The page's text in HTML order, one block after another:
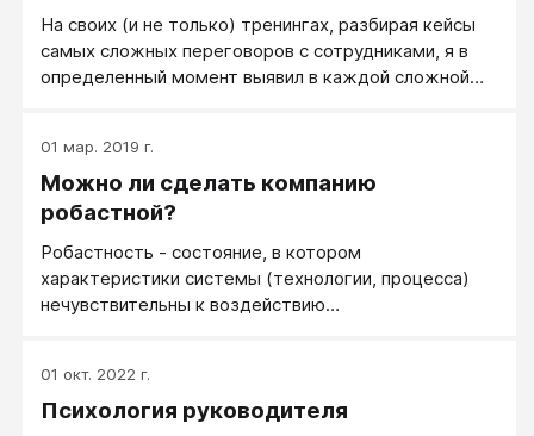
На своих (и не только) тренингах, разбирая кейсы
самых сложных переговоров с сотрудниками, я в
определенный момент выявил в каждой сложной
последовательно двигался, например, к увольнению.
То есть необходимость переговоров (уже сложных
к этому моменту) возникала с ним не внезапно, а,
01 мар. 2019 г.
Можно ли сделать компанию
робастной?
Робастность - состояние, в котором
характеристики системы (технологии, процесса)
нечувствительны к воздействию
01 окт. 2022 г.
Психология руководителя